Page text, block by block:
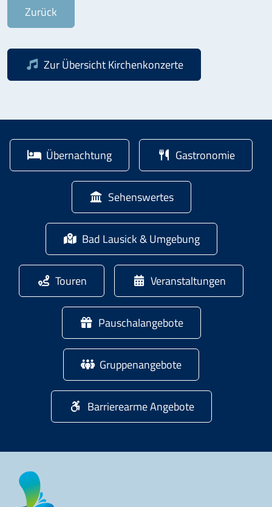
Zurück
Zur ÜbersichtKirchenkonzerte
Übernachtung Gastronomie
Sehenswertes
Bad Lausick & Umgebung
Touren Veranstaltungen
Pauschalangebote
Gruppenangebote
Barrierearme Angebote